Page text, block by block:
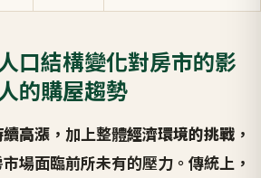
口結構變化對房市的影
的購屋趨勢
高漲，加上整體經濟環境的挑戰，
場面臨前所未有的壓力。傳統上，